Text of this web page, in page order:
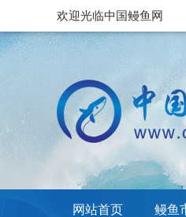
欢迎光临中国鳗鱼网
网站首页 鳗鱼